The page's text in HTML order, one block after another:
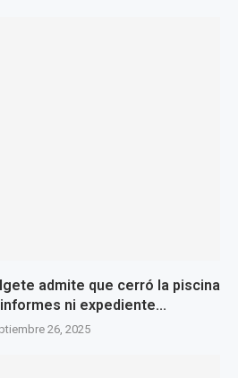
admite que cerró la piscina
ni expediente...
26, 2025